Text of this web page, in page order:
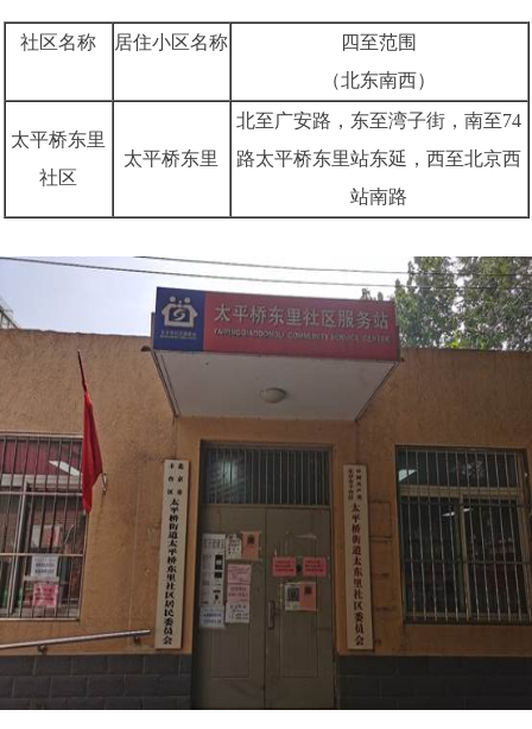
社区名称 居住小区名称
四至范围
（北东南西）
太平桥东里
社区
太平桥东里
北至广安路，东至湾子街，南至74
路太平桥东里站东延，西至北京西
站南路